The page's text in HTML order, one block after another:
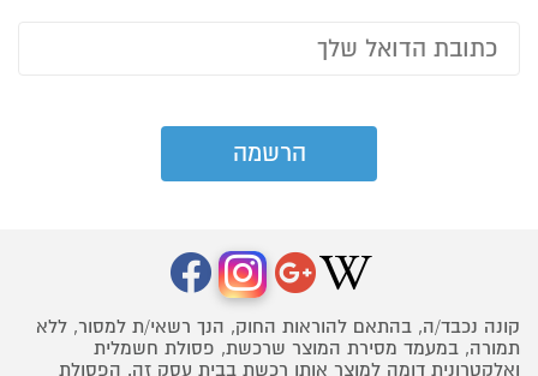
קונה נכבד/ה, בהתאם להוראות החוק, הנך רשאי/ת למסור, ללא
תמורה, במעמד מסירת המוצר שרכשת, פסולת חשמלית
ואלקטרונית דומה למוצר אותו רכשת בבית עסק זה. הפסולת